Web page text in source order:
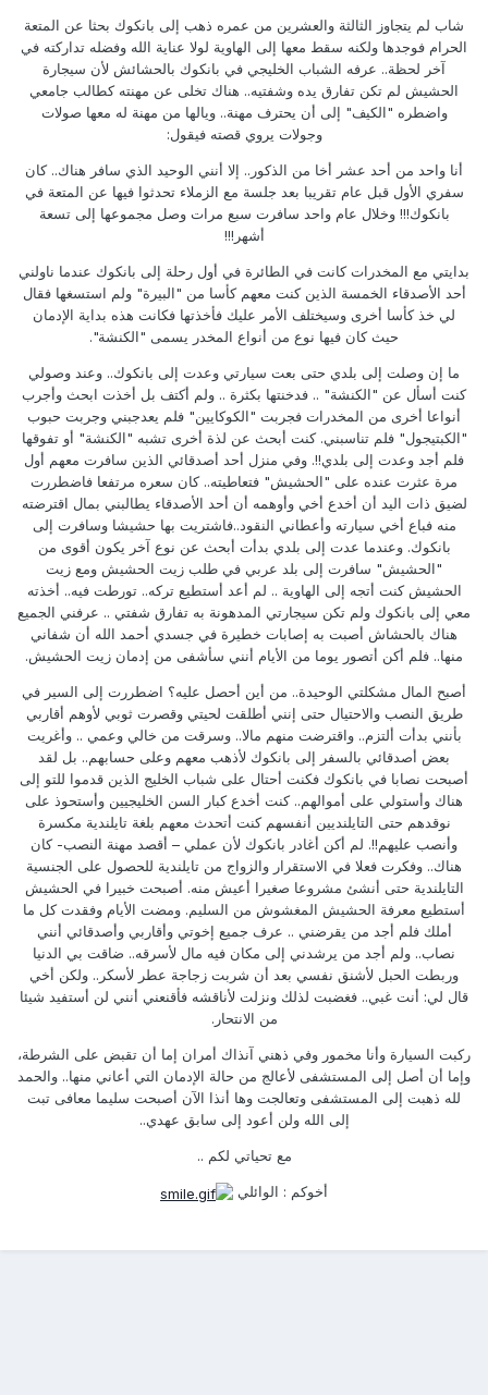
‏شاب لم يتجاوز الثالثة والعشرين من عمره ذهب إلى بانكوك بحثا عن المتعة
الحرام فوجدها ولكنه سقط معها إلى الهاوية لولا عناية الله وفضله تداركته في
آخر لحظة.. عرفه الشباب الخليجي في بانكوك بالحشائش لأن سيجارة
الحشيش لم تكن تفارق يده وشفتيه.. هناك تخلى عن مهنته كطالب جامعي
واضطره "الكيف" إلى أن يحترف مهنة.. ويالها من مهنة له معها صولات
وجولات يروي قصته فيقول:
أنا واحد من أحد عشر أخا من الذكور.. إلا أنني الوحيد الذي سافر هناك.. كان
سفري الأول قبل عام تقريبا بعد جلسة مع الزملاء تحدثوا فيها عن المتعة في
بانكوك!!! وخلال عام واحد سافرت سبع مرات وصل مجموعها إلى تسعة
أشهر!!!
بدايتي مع المخدرات كانت في الطائرة في أول رحلة إلى بانكوك عندما ناولني
أحد الأصدقاء الخمسة الذين كنت معهم كأسا من "البيرة" ولم استسغها فقال
لي خذ كأسا أخرى وسيختلف الأمر عليك فأخذتها فكانت هذه بداية الإدمان
حيث كان فيها نوع من أنواع المخدر يسمى "الكنشة".
ما إن وصلت إلى بلدي حتى بعت سيارتي وعدت إلى بانكوك.. وعند وصولي
كنت أسأل عن "الكنشة" .. فدخنتها بكثرة .. ولم أكتف بل أخذت ابحث وأجرب
أنواعا أخرى من المخدرات فجربت "الكوكايين" فلم يعدجبني وجربت حبوب
"الكبتيجول" فلم تناسبني. كنت أبحث عن لذة أخرى تشبه "الكنشة" أو تفوقها
فلم أجد وعدت إلى بلدي!!. وفي منزل أحد أصدقائي الذين سافرت معهم أول
مرة عثرت عنده على "الحشيش" فتعاطيته.. كان سعره مرتفعا فاضطررت
لضيق ذات اليد أن أخدع أخي وأوهمه أن أحد الأصدقاء يطالبني بمال اقترضته
منه فباع أخي سيارته وأعطاني النقود..فاشتريت بها حشيشا وسافرت إلى
بانكوك. وعندما عدت إلى بلدي بدأت أبحث عن نوع آخر يكون أقوى من
"الحشيش" سافرت إلى بلد عربي في طلب زيت الحشيش ومع زيت
الحشيش كنت أتجه إلى الهاوية .. لم أعد أستطيع تركه.. تورطت فيه.. أخذته
معي إلى بانكوك ولم تكن سيجارتي المدهونة به تفارق شفتي .. عرفني الجميع
هناك بالحشاش أصبت به إصابات خطيرة في جسدي أحمد الله أن شفاني
منها.. فلم أكن أتصور يوما من الأيام أنني سأشفى من إدمان زيت الحشيش.
أصبح المال مشكلتي الوحيدة.. من أين أحصل عليه؟ اضطررت إلى السير في
طريق النصب والاحتيال حتى إنني أطلقت لحيتي وقصرت ثوبي لأوهم أقاربي
بأنني بدأت ألتزم.. واقترضت منهم مالا.. وسرقت من خالي وعمي .. وأغريت
بعض أصدقائي بالسفر إلى بانكوك لأذهب معهم وعلى حسابهم.. بل لقد
أصبحت نصابا في بانكوك فكنت أحتال على شباب الخليج الذين قدموا للتو إلى
هناك وأستولي على أموالهم.. كنت أخدع كبار السن الخليجيين وأستحوذ على
نوقدهم حتى التايلنديين أنفسهم كنت أتحدث معهم بلغة تايلندية مكسرة
وأنصب عليهم!!. لم أكن أغادر بانكوك لأن عملي – أقصد مهنة النصب- كان
هناك.. وفكرت فعلا في الاستقرار والزواج من تايلندية للحصول على الجنسية
التايلندية حتى أنشئ مشروعا صغيرا أعيش منه. أصبحت خبيرا في الحشيش
أستطيع معرفة الحشيش المغشوش من السليم. ومضت الأيام وفقدت كل ما
أملك فلم أجد من يقرضني .. عرف جميع إخوتي وأقاربي وأصدقائي أنني
نصاب.. ولم أجد من يرشدني إلى مكان فيه مال لأسرقه.. ضاقت بي الدنيا
وربطت الحبل لأشنق نفسي بعد أن شربت زجاجة عطر لأسكر.. ولكن أخي
قال لي: أنت غبي.. فغضبت لذلك ونزلت لأناقشه فأقنعني أنني لن أستفيد شيئا
من الانتحار.
ركبت السيارة وأنا مخمور وفي ذهني آنذاك أمران إما أن تقبض على الشرطة،
وإما أن أصل إلى المستشفى لأعالج من حالة الإدمان التي أعاني منها.. والحمد
لله ذهبت إلى المستشفى وتعالجت وها أنذا الآن أصبحت سليما معافى تبت
إلى الله ولن أعود إلى سابق عهدي..
مع تحياتي لكم ..
أخوكم : الوائلي